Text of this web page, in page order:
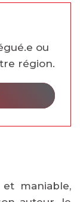
ou
région.
maniable,